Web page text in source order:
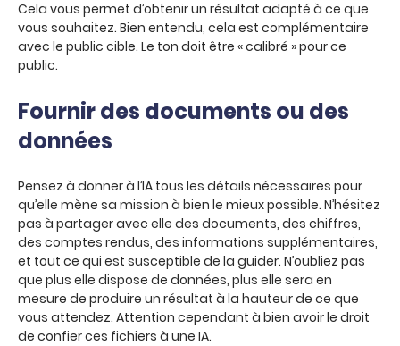
Cela vous permet d’obtenir un résultat adapté à ce que
vous souhaitez. Bien entendu, cela est complémentaire
avec le public cible. Le ton doit être « calibré » pour ce
public.
Fournir des documents ou des
données
Pensez à donner à l’IA tous les détails nécessaires pour
qu’elle mène sa mission à bien le mieux possible. N’hésitez
pas à partager avec elle des documents, des chiffres,
des comptes rendus, des informations supplémentaires,
et tout ce qui est susceptible de la guider. N’oubliez pas
que plus elle dispose de données, plus elle sera en
mesure de produire un résultat à la hauteur de ce que
vous attendez. Attention cependant à bien avoir le droit
de confier ces fichiers à une IA.